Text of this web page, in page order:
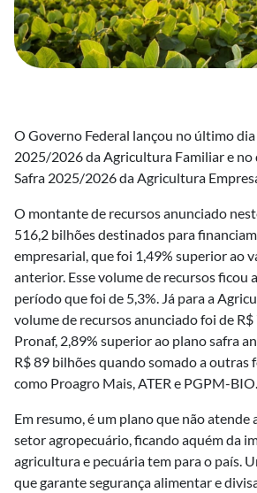
O Governo Federal lançou no último
2025/2026 da Agricultura Familiar e no
Safra 2025/2026 da Agricultura
O montante de recursos anunciado
516,2 bilhões destinados para
empresarial, que foi 1,49% superior ao
anterior. Esse volume de recursos ficou
período que foi de 5,3%. Já para a
volume de recursos anunciado foi de
Pronaf, 2,89% superior ao plano safra
R$ 89 bilhões quando somado a outras
como Proagro Mais, ATER e PGPM-BIO.
Em resumo, é um plano que não atende
setor agropecuário, ficando aquém da
agricultura e pecuária tem para o país.
que garante segurança alimentar e